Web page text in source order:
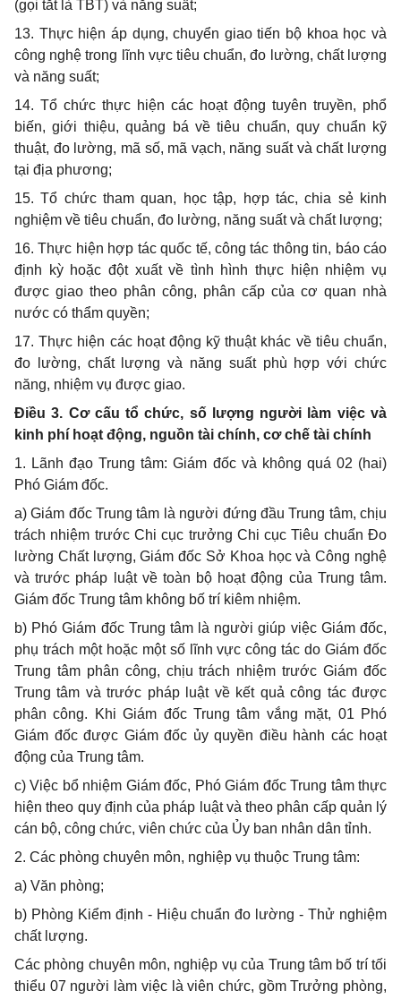
(gọi tắt là TBT) và năng suất;
13. Thực hiện áp dụng, chuyển giao tiến bộ khoa học và
công nghệ trong lĩnh vực tiêu chuẩn, đo lường, chất lượng
và năng suất;
14. Tổ chức thực hiện các hoạt động tuyên truyền, phổ
biến, giới thiệu, quảng bá về tiêu chuẩn, quy chuẩn kỹ
thuật, đo lường, mã số, mã vạch, năng suất và chất lượng
tại địa phương;
15. Tổ chức tham quan, học tập, hợp tác, chia sẻ kinh
nghiệm về tiêu chuẩn, đo lường, năng suất và chất lượng;
16. Thực hiện hợp tác quốc tế, công tác thông tin, báo cáo
định kỳ hoặc đột xuất về tình hình thực hiện nhiệm vụ
được giao theo phân công, phân cấp của cơ quan nhà
nước có thẩm quyền;
17. Thực hiện các hoạt động kỹ thuật khác về tiêu chuẩn,
đo lường, chất lượng và năng suất phù hợp với chức
năng, nhiệm vụ được giao.
Điều 3. Cơ cấu tổ chức, số lượng người làm việc và
kinh phí hoạt động, nguồn tài chính, cơ chế tài chính
1. Lãnh đạo Trung tâm: Giám đốc và không quá 02 (hai)
Phó Giám đốc.
a) Giám đốc Trung tâm là người đứng đầu Trung tâm, chịu
trách nhiệm trước Chi cục trưởng Chi cục Tiêu chuẩn Đo
lường Chất lượng, Giám đốc Sở Khoa học và Công nghệ
và trước pháp luật về toàn bộ hoạt động của Trung tâm.
Giám đốc Trung tâm không bố trí kiêm nhiệm.
b) Phó Giám đốc Trung tâm là người giúp việc Giám đốc,
phụ trách một hoặc một số lĩnh vực công tác do Giám đốc
Trung tâm phân công, chịu trách nhiệm trước Giám đốc
Trung tâm và trước pháp luật về kết quả công tác được
phân công. Khi Giám đốc Trung tâm vắng mặt, 01 Phó
Giám đốc được Giám đốc ủy quyền điều hành các hoạt
động của Trung tâm.
c) Việc bổ nhiệm Giám đốc, Phó Giám đốc Trung tâm thực
hiện theo quy định của pháp luật và theo phân cấp quản lý
cán bộ, công chức, viên chức của Ủy ban nhân dân tỉnh.
2. Các phòng chuyên môn, nghiệp vụ thuộc Trung tâm:
a) Văn phòng;
b) Phòng Kiểm định - Hiệu chuẩn đo lường - Thử nghiệm
chất lượng.
Các phòng chuyên môn, nghiệp vụ của Trung tâm bố trí tối
thiểu 07 người làm việc là viên chức, gồm Trưởng phòng,